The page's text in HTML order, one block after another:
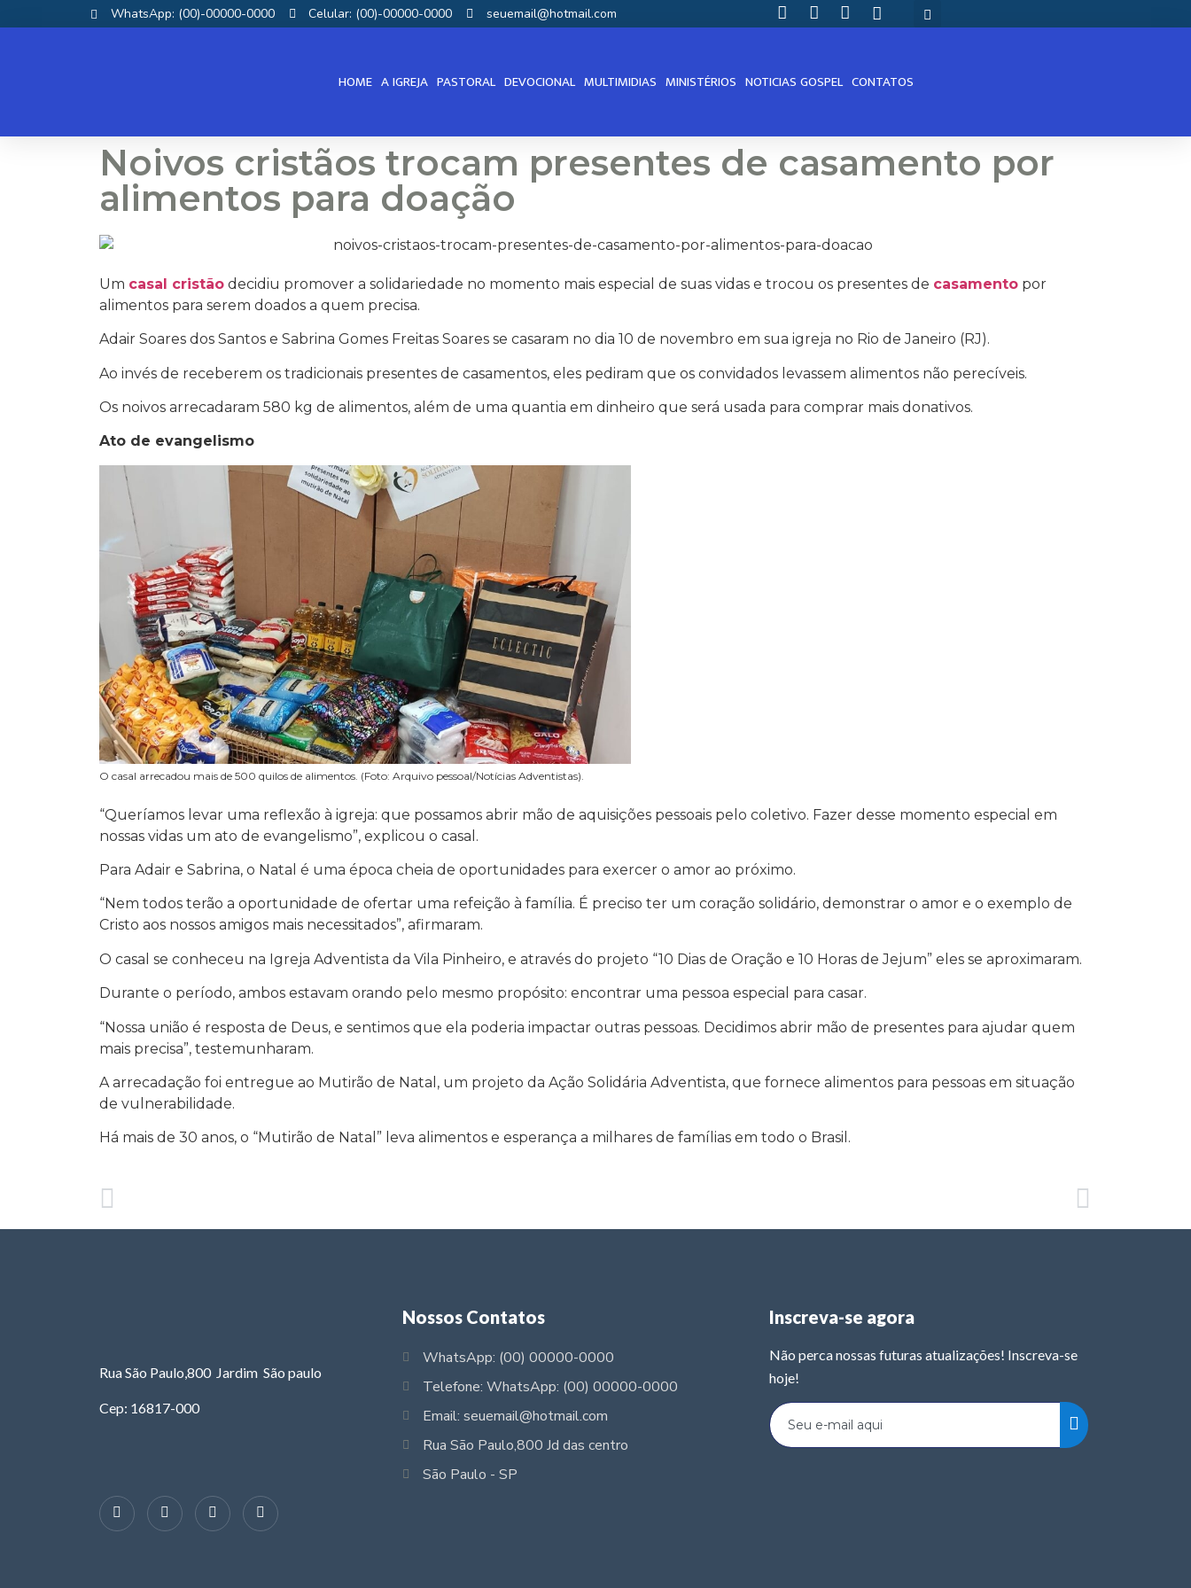
WhatsApp: (00)-00000-0000 Celular: (00)-00000-0000 seuemail@hotmail.com
HOME A IGREJA PASTORAL DEVOCIONAL MULTIMIDIAS MINISTÉRIOS NOTICIAS GOSPEL CONTATOS
Noivos cristãos trocam presentes de casamento por
alimentos para doação
Um casal cristão decidiu promover a solidariedade no momento mais especial de suas vidas e trocou os presentes de casamento por
alimentos para serem doados a quem precisa.
Adair Soares dos Santos e Sabrina Gomes Freitas Soares se casaram no dia 10 de novembro em sua igreja no Rio de Janeiro (RJ).
Ao invés de receberem os tradicionais presentes de casamentos, eles pediram que os convidados levassem alimentos não perecíveis.
Os noivos arrecadaram 580 kg de alimentos, além de uma quantia em dinheiro que será usada para comprar mais donativos.
Ato de evangelismo
O casal arrecadou mais de 500 quilos de alimentos. (Foto: Arquivo pessoal/Notícias Adventistas).
“Queríamos levar uma reflexão à igreja: que possamos abrir mão de aquisições pessoais pelo coletivo. Fazer desse momento especial em
nossas vidas um ato de evangelismo”, explicou o casal.
Para Adair e Sabrina, o Natal é uma época cheia de oportunidades para exercer o amor ao próximo.
“Nem todos terão a oportunidade de ofertar uma refeição à família. É preciso ter um coração solidário, demonstrar o amor e o exemplo de
Cristo aos nossos amigos mais necessitados”, afirmaram.
O casal se conheceu na Igreja Adventista da Vila Pinheiro, e através do projeto “10 Dias de Oração e 10 Horas de Jejum” eles se aproximaram.
Durante o período, ambos estavam orando pelo mesmo propósito: encontrar uma pessoa especial para casar.
“Nossa união é resposta de Deus, e sentimos que ela poderia impactar outras pessoas. Decidimos abrir mão de presentes para ajudar quem
mais precisa”, testemunharam.
A arrecadação foi entregue ao Mutirão de Natal, um projeto da Ação Solidária Adventista, que fornece alimentos para pessoas em situação
de vulnerabilidade.
Há mais de 30 anos, o “Mutirão de Natal” leva alimentos e esperança a milhares de famílias em todo o Brasil.
Rua São Paulo,800 Jardim São paulo
Cep: 16817-000
Nossos Contatos
WhatsApp: (00) 00000-0000
Telefone: WhatsApp: (00) 00000-0000
Email: seuemail@hotmail.com
Rua São Paulo,800 Jd das centro
São Paulo - SP
Inscreva-se agora
Não perca nossas futuras atualizações! Inscreva-se
hoje!